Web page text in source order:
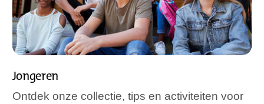
Jongeren
Ontdek onze collectie, tips en activiteiten voor